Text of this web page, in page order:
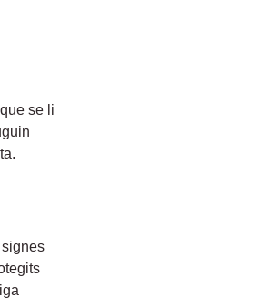
se li